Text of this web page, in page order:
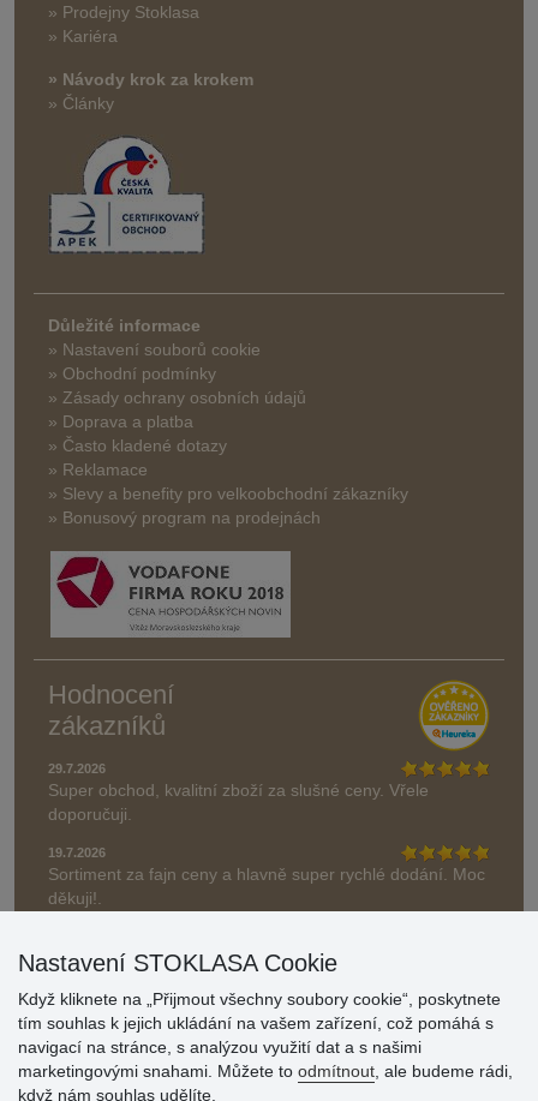
» Prodejny Stoklasa
» Kariéra
» Návody krok za krokem
» Články
Důležité informace
» Nastavení souborů cookie
» Obchodní podmínky
» Zásady ochrany osobních údajů
» Doprava a platba
» Často kladené dotazy
» Reklamace
» Slevy a benefity pro velkoobchodní zákazníky
» Bonusový program na prodejnách
Hodnocení
zákazníků
29.7.2026
Super obchod, kvalitní zboží za slušné ceny. Vřele
doporučuji.
19.7.2026
Sortiment za fajn ceny a hlavně super rychlé dodání. Moc
děkuji!.
» Aktuálně 19084 recenzí
* Recenze neověřujeme
Nastavení STOKLASA Cookie
Když kliknete na „Přijmout všechny soubory cookie“, poskytnete
tím souhlas k jejich ukládání na vašem zařízení, což pomáhá s
navigací na stránce, s analýzou využití dat a s našimi
marketingovými snahami. Můžete to odmítnout , ale budeme rádi,
když nám souhlas udělíte.